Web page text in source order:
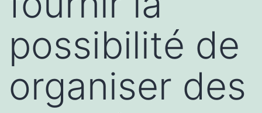
possibilité de
organiser des